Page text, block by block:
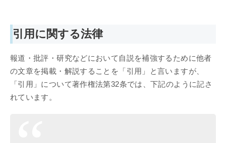
引用に関する法律
報道・批評・研究などにおいて自説を補強するために他者
の文章を掲載・解説することを「引用」と言いますが、
「引用」について著作権法第32条では、下記のように記さ
れています。